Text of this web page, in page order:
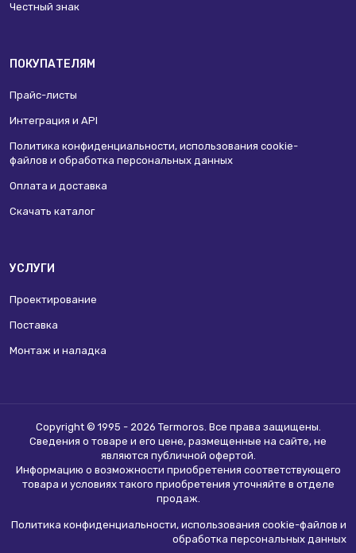
Честный знак
ПОКУПАТЕЛЯМ
Прайс-листы
Интеграция и API
Политика конфиденциальности, использования сookie-
файлов и обработка персональных данных
Оплата и доставка
Скачать каталог
УСЛУГИ
Проектирование
Поставка
Монтаж и наладка
Copyright © 1995 - 2026 Termoros. Все права защищены.
Сведения о товаре и его цене, размещенные на сайте, не
являются публичной офертой.
Информацию о возможности приобретения соответствующего
товара и условиях такого приобретения уточняйте в отделе
продаж.
Политика конфиденциальности, использования сookie-файлов и
обработка персональных данных